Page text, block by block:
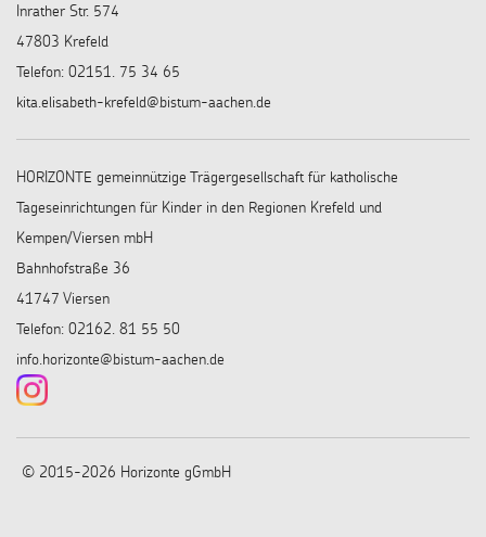
Inrather Str. 574
47803 Krefeld
Telefon: 02151. 75 34 65
kita.elisabeth-krefeld@bistum-aachen.de
HORIZONTE gemeinnützige Trägergesellschaft für katholische
Tageseinrichtungen für Kinder in den Regionen Krefeld und
Kempen/Viersen mbH
Bahnhofstraße 36
41747 Viersen
Telefon: 02162. 81 55 50
info.horizonte@bistum-aachen.de
© 2015-2026 Horizonte gGmbH